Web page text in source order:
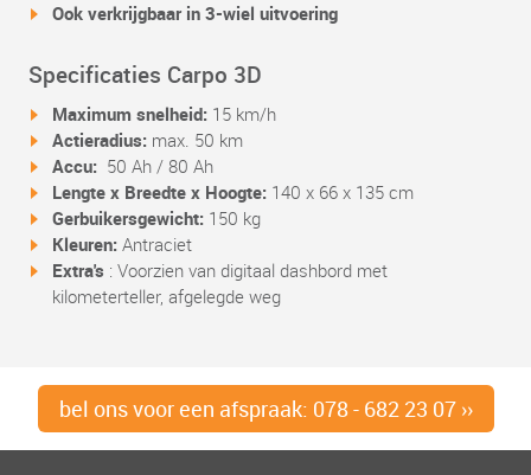
Ook verkrijgbaar in 3-wiel uitvoering
Specificaties Carpo 3D
Maximum snelheid: 15 km/h
Actieradius: max. 50 km
Accu: 50 Ah / 80 Ah
Lengte x Breedte x Hoogte: 140 x 66 x 135 cm
Gerbuikersgewicht: 150 kg
Kleuren: Antraciet
Extra's : Voorzien van digitaal dashbord met
kilometerteller, afgelegde weg
bel ons voor een afspraak: 078 - 682 23 07 ››